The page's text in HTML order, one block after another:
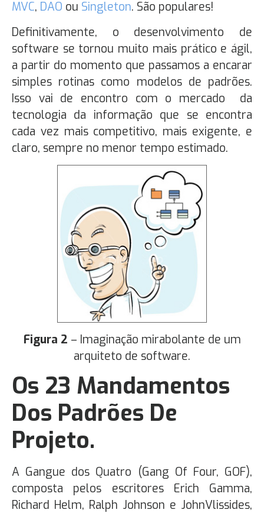
MVC, DAO ou Singleton. São populares!
Definitivamente, o desenvolvimento de
software se tornou muito mais prático e ágil,
a partir do momento que passamos a encarar
simples rotinas como modelos de padrões.
Isso vai de encontro com o mercado da
tecnologia da informação que se encontra
cada vez mais competitivo, mais exigente, e
claro, sempre no menor tempo estimado.
Figura 2 – Imaginação mirabolante de um
arquiteto de software.
Os 23 Mandamentos
Dos Padrões De
Projeto.
A Gangue dos Quatro (Gang Of Four, GOF),
composta pelos escritores Erich Gamma,
Richard Helm, Ralph Johnson e JohnVlissides,